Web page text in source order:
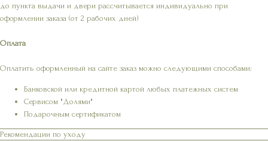
до пункта выдачи и двери рассчитывается индивидуально при
оформлении заказа (от 2 рабочих дней)
Оплата
Оплатить оформленный на сайте заказ можно следующими способами:
Банковской или кредитной картой любых платежных систем
Сервисом "Долями"
Подарочным сертификатом
Рекомендации по уходу